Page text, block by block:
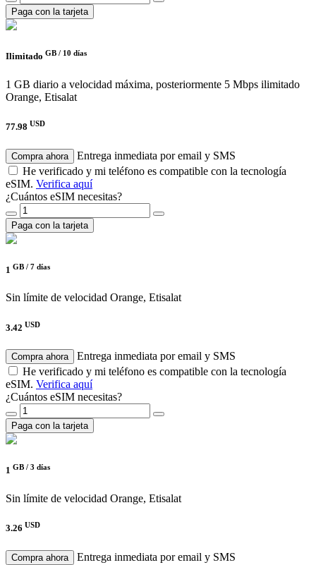
Paga con la tarjeta
Ilimitado GB / 10 días
1 GB diario a velocidad máxima, posteriormente 5 Mbps ilimitado
Orange, Etisalat
77.98 USD
Compra ahora
Entrega inmediata por email y SMS
He verificado y mi teléfono es compatible con la tecnología
eSIM. Verifica aquí
¿Cuántos eSIM necesitas?
Paga con la tarjeta
1 GB / 7 días
Sin límite de velocidad Orange, Etisalat
3.42 USD
Compra ahora
Entrega inmediata por email y SMS
He verificado y mi teléfono es compatible con la tecnología
eSIM. Verifica aquí
¿Cuántos eSIM necesitas?
Paga con la tarjeta
1 GB / 3 días
Sin límite de velocidad Orange, Etisalat
3.26 USD
Compra ahora
Entrega inmediata por email y SMS